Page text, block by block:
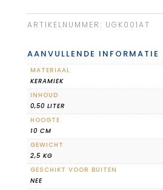
ARTIKELNUMMER: UGK001AT
AANVULLENDE INFORMATIE
MATERIAAL
KERAMIEK
INHOUD
0,50 LITER
HOOGTE
10 CM
GEWICHT
2,5 KG
GESCHIKT VOOR BUITEN
NEE